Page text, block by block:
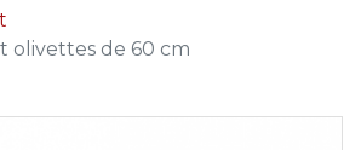
olivettes de 60 cm